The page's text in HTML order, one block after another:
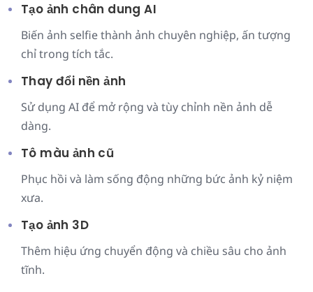
Tạo ảnh chân dung AI
Biến ảnh selfie thành ảnh chuyên nghiệp, ấn tượng
chỉ trong tích tắc.
Thay đổi nền ảnh
Sử dụng AI để mở rộng và tùy chỉnh nền ảnh dễ
dàng.
Tô màu ảnh cũ
Phục hồi và làm sống động những bức ảnh kỷ niệm
xưa.
Tạo ảnh 3D
Thêm hiệu ứng chuyển động và chiều sâu cho ảnh
tĩnh.